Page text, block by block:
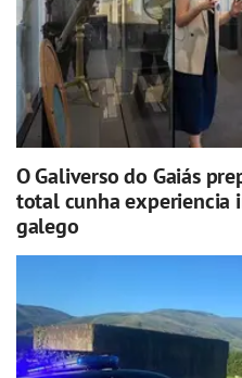
O Galiverso do Gaiás
total cunha experiencia
galego